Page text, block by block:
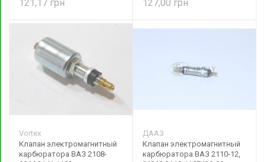
121,17 127,00
Vortex
Клапан электромагнитный
карбюратора ВАЗ 2108-
ДААЗ
Клапан электромагнитный
карбюратора ВАЗ 2110-12,